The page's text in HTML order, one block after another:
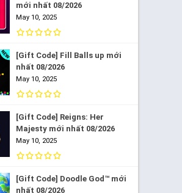
mới nhất 08/2026
May 10, 2025
[Gift Code] Fill Balls up mới
nhất 08/2026
May 10, 2025
[Gift Code] Reigns: Her
Majesty mới nhất 08/2026
May 10, 2025
[Gift Code] Doodle God™ mới
nhất 08/2026